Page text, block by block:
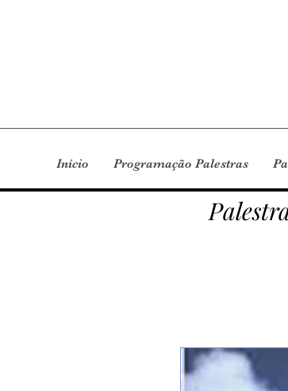
Início Programação Palestras